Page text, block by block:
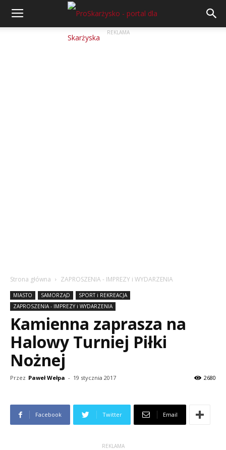
REKLAMA
Strona główna ZAPROSZENIA - IMPREZY i WYDARZENIA
MIASTO SAMORZĄD
SPORT i REKREACJA
ZAPROSZENIA - IMPREZY i WYDARZENIA
Kamienna zaprasza na
Halowy Turniej Piłki
Nożnej
Przez Paweł Wełpa - 19 stycznia 2017 2680
Facebook Twitter Email
REKLAMA